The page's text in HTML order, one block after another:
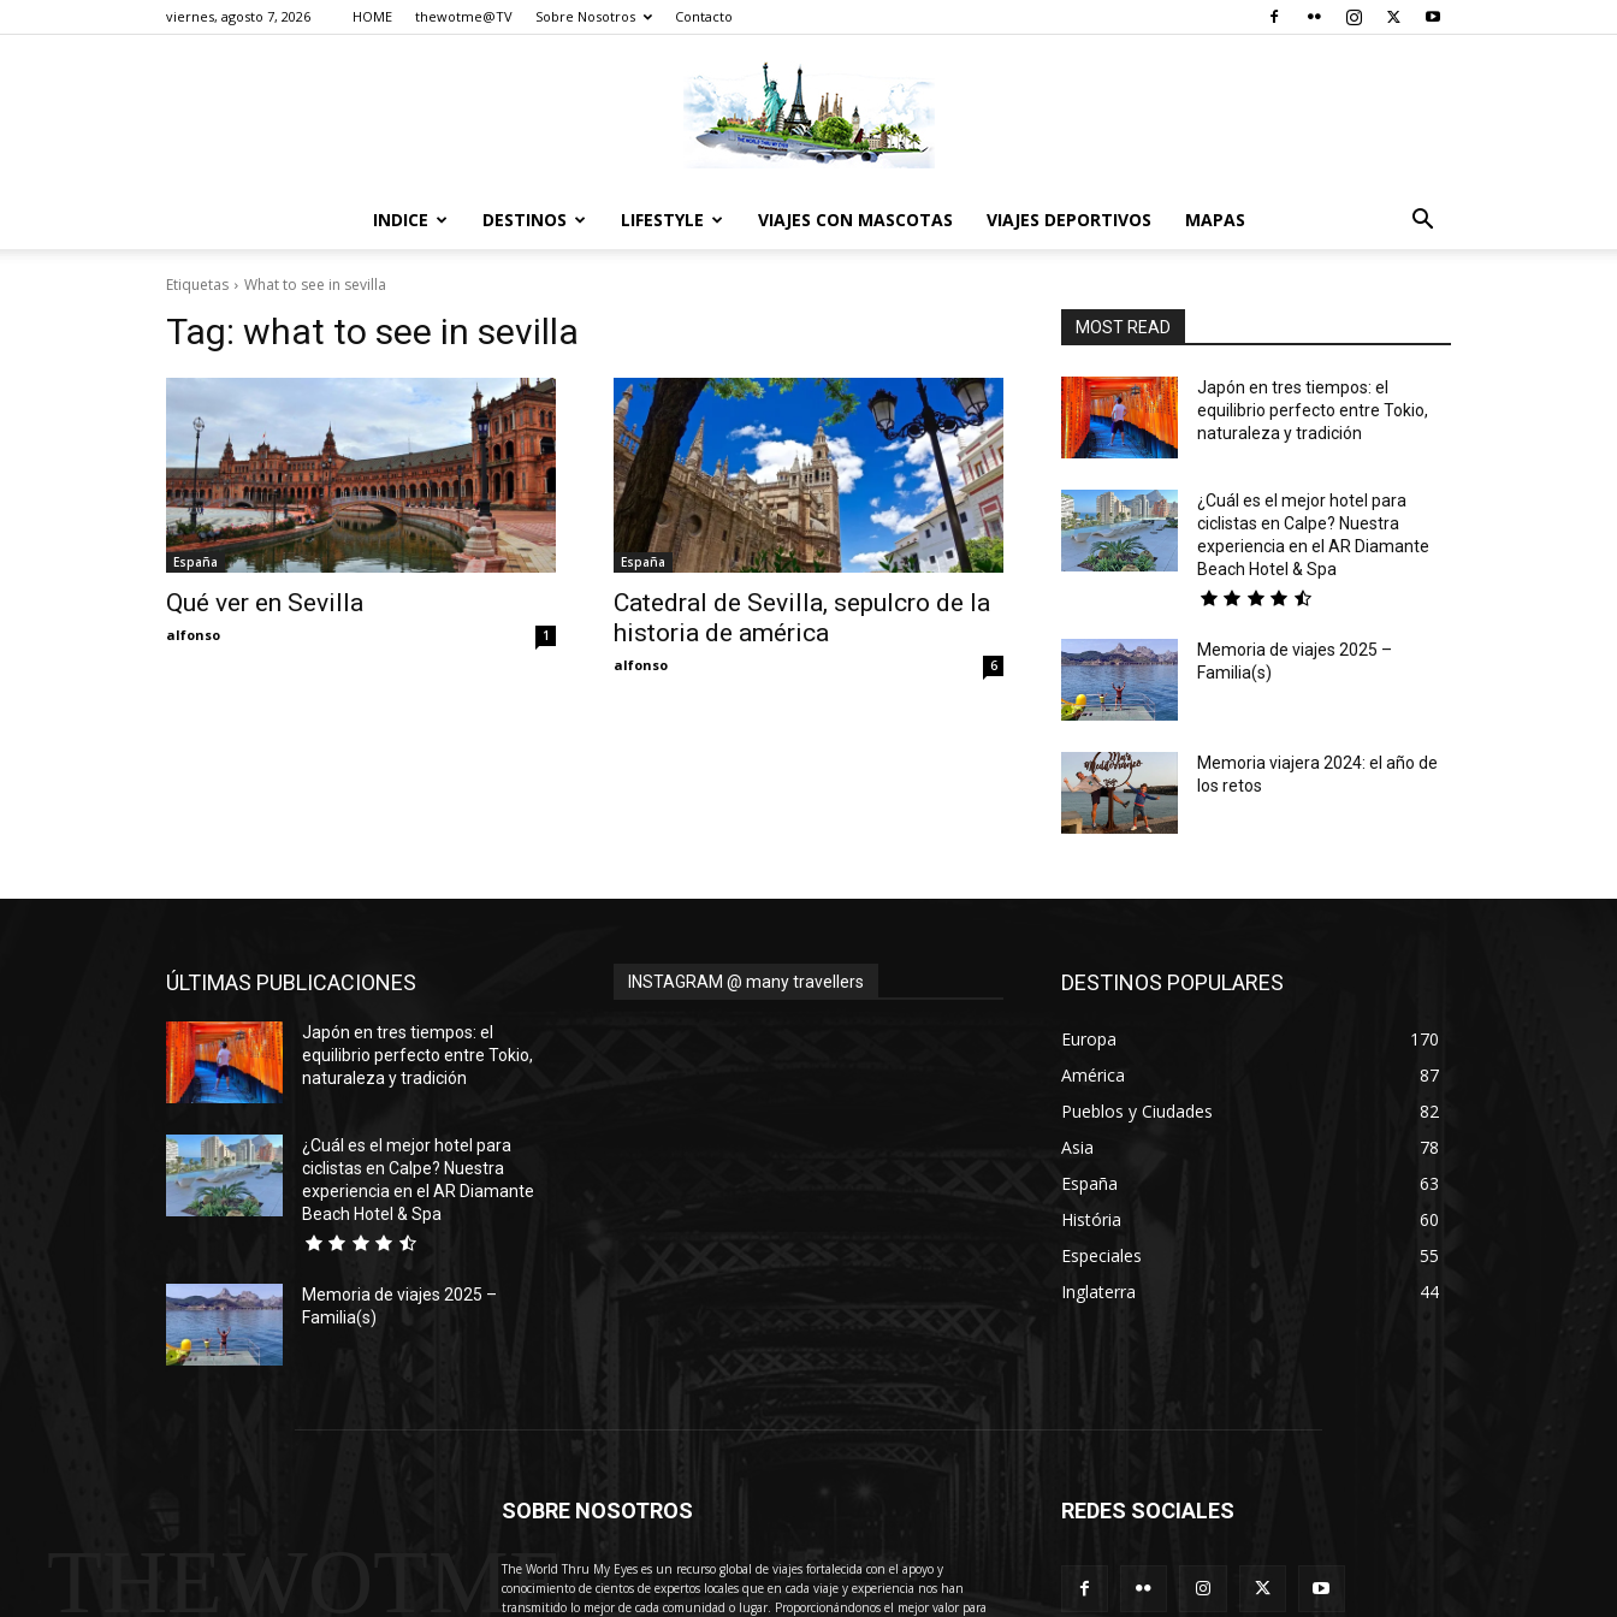
viernes, agosto 7, 2026 HOME thewotme@TV Sobre Nosotros Contacto
World
Thru
INDICE DESTINOS LIFESTYLE VIAJES CON MASCOTAS VIAJES DEPORTIVOS MAPAS
Etiquetas What to see in sevilla
Tag: what to see in sevilla
España
Qué ver en Sevilla
alfonso 1
España
Catedral de Sevilla, sepulcro de la
historia de américa
alfonso 6
MOST READ
Japón en tres tiempos: el
equilibrio perfecto entre Tokio,
naturaleza y tradición
¿Cuál es el mejor hotel para
ciclistas en Calpe? Nuestra
experiencia en el AR Diamante
Beach Hotel & Spa
Memoria de viajes 2025 –
Familia(s)
Memoria viajera 2024: el año de
los retos
ÚLTIMAS PUBLICACIONES
Japón en tres tiempos: el
equilibrio perfecto entre Tokio,
naturaleza y tradición
¿Cuál es el mejor hotel para
ciclistas en Calpe? Nuestra
experiencia en el AR Diamante
Beach Hotel & Spa
Memoria de viajes 2025 –
Familia(s)
INSTAGRAM @ many travellers DESTINOS POPULARES
Europa
170
América
87
Pueblos y Ciudades
82
Asia
78
España
63
História
60
Especiales
55
Inglaterra
44
THEWOTME
SOBRE NOSOTROS
The World Thru My Eyes es un recurso global de viajes fortalecida con el apoyo y
conocimiento de cientos de expertos locales que en cada viaje y experiencia nos han
transmitido lo mejor de cada comunidad o lugar. Proporcionándonos el mejor valor para
REDES SOCIALES